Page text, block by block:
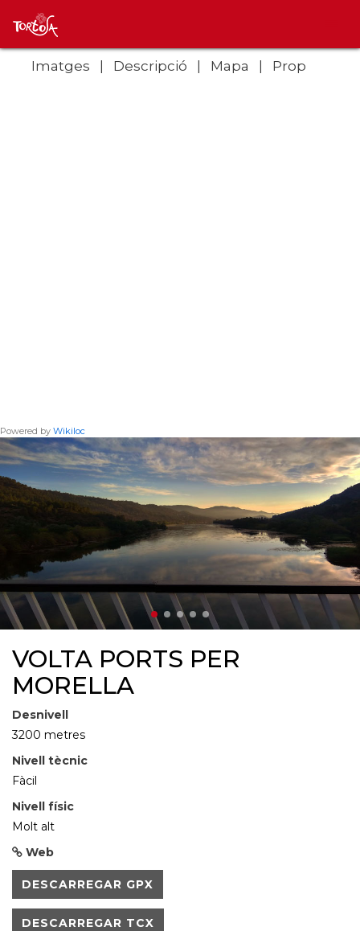
Imatges Descripció Mapa Prop
Powered by Wikiloc
VOLTA PORTS PER
MORELLA
Desnivell
3200 metres
Nivell tècnic
Fàcil
Nivell físic
Molt alt
Web
DESCARREGAR GPX
DESCARREGAR TCX